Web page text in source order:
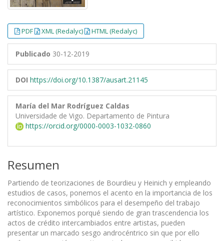
PDF XML (Redalyc) HTML (Redalyc)
Publicado 30-12-2019
DOI https://doi.org/10.1387/ausart.21145
María del Mar Rodríguez Caldas
Universidade de Vigo. Departamento de Pintura
https://orcid.org/0000-0003-1032-0860
Resumen
Partiendo de teorizaciones de Bourdieu y Heinich y empleando
estudios de casos, ponemos el acento en la importancia de los
reconocimientos simbólicos para el desempeño del trabajo
artístico. Exponemos porqué siendo de gran trascendencia los
actos de crédito intercambiados entre artistas, pueden
presentar un marcado sesgo androcéntrico sin que por ello